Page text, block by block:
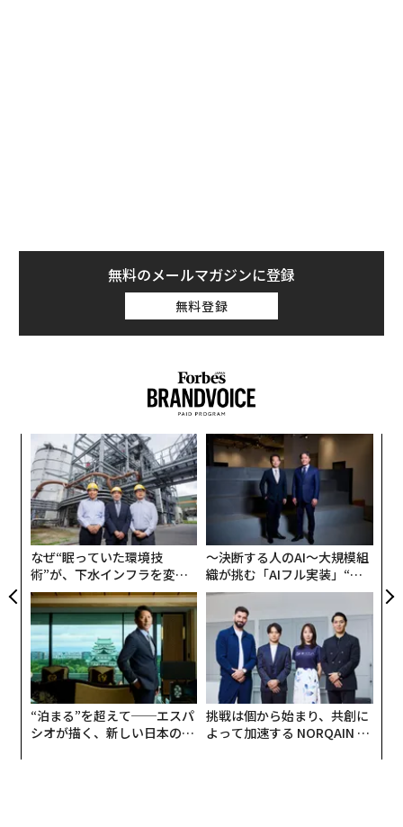
編集＝上田裕資
無料のメールマガジンに登録
無料登録
なぜ“眠っていた環境技
術”が、下水インフラを変え
たのか──産総研×月島JFE
アクアソリューションの10年
〜決断する人のAI〜大規模組
織が挑む「AIフル実装」“使
う”企業から“動く”企業へ【N
TTドコモビジネス×PwC】
“泊まる”を超えて──エスパ
シオが描く、新しい日本のラ
挑戦は個から始まり、共創に
よって加速する NORQAIN JA